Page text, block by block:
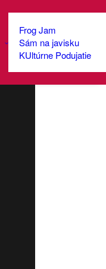
Frog Jam
Sám na javisku
KUltúrne Podujatie